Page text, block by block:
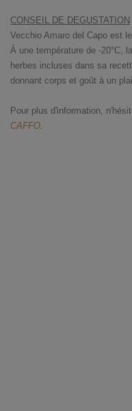
CONSEIL DE DEGUSTATION
Vecchio Amaro del Capo est
À une température de -20°C,
herbes incluses dans sa
donnant corps et goût à un
Pour plus d'information,
CAFFO.